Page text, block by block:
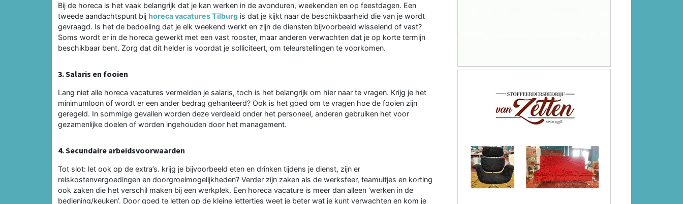
Bij de horeca is het vaak belangrijk dat je kan werken in de avonduren, weekenden en op feestdagen. Een
tweede aandachtspunt bij horeca vacatures Tilburg is dat je kijkt naar de beschikbaarheid die van je wordt
gevraagd. Is het de bedoeling dat je elk weekend werkt en zijn de diensten bijvoorbeeld wisselend of vast?
Soms wordt er in de horeca gewerkt met een vast rooster, maar anderen verwachten dat je op korte termijn
beschikbaar bent. Zorg dat dit helder is voordat je solliciteert, om teleurstellingen te voorkomen.
3. Salaris en fooien
Lang niet alle horeca vacatures vermelden je salaris, toch is het belangrijk om hier naar te vragen. Krijg je het
minimumloon of wordt er een ander bedrag gehanteerd? Ook is het goed om te vragen hoe de fooien zijn
geregeld. In sommige gevallen worden deze verdeeld onder het personeel, anderen gebruiken het voor
gezamenlijke doelen of worden ingehouden door het management.
4. Secundaire arbeidsvoorwaarden
Tot slot: let ook op de extra’s. krijg je bijvoorbeeld eten en drinken tijdens je dienst, zijn er
reiskostenvergoedingen en doorgroeimogelijkheden? Verder zijn zaken als de werksfeer, teamuitjes en korting
ook zaken die het verschil maken bij een werkplek. Een horeca vacature is meer dan alleen ‘werken in de
bediening/keuken’. Door goed te letten op de kleine lettertjes weet je beter wat je kunt verwachten en kom je